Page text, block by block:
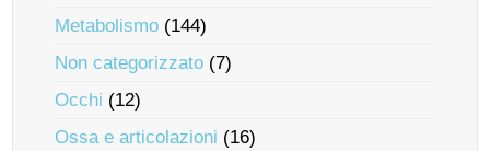
Metabolismo (144)
Non categorizzato (7)
Occhi (12)
Ossa e articolazioni (16)